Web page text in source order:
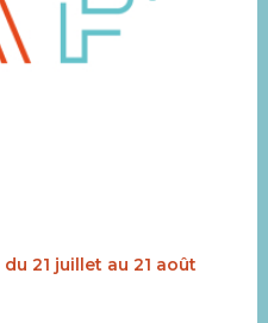
du 21 juillet au 21 août